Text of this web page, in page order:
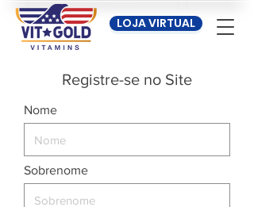
LOJA VIRTUAL
Registre-se no Site
Nome
Sobrenome